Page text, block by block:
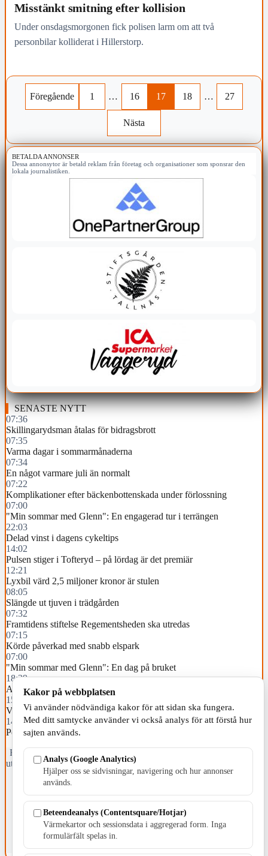
Misstänkt smitning efter kollision
Under onsdagsmorgonen fick polisen larm om att två
personbilar kolliderat i Hillerstorp.
Föregående 1 … 16 17 18 … 27
Nästa
SENASTE NYTT
07:36
Skillingarydsman åtalas för bidragsbrott
07:35
Varma dagar i sommarmånaderna
07:34
En något varmare juli än normalt
07:22
Komplikationer efter bäckenbottenskada under förlossning
07:00
"Min sommar med Glenn": En engagerad tur i terrängen
22:03
Delad vinst i dagens cykeltips
14:02
Pulsen stiger i Tofteryd – på lördag är det premiär
12:21
Lyxbil värd 2,5 miljoner kronor är stulen
08:05
Slängde ut tjuven i trädgården
07:32
Framtidens stiftelse Regementsheden ska utredas
07:15
Körde påverkad med snabb elspark
07:00
"Min sommar med Glenn": En dag på bruket
18:29
Ankungar på E4
15:42
Varg som sköts i fårhagen har identifierats
14:02
Person försvunnen vid sjön Fängen – avliden
BETALDA ANNONSER
Dessa annonsytor är betald reklam från företag och organisationer som sponsrar den
lokala journalistiken.
Fristående webbtidningsföretag grundat 1991 som sedan 2002 ger
ut tidningen Skillingaryd.nu och 2010 lanserades Värnamo.nu. Från
april 2026 omfattar Skillingaryd.nu tre kommuner: Gnosjö,
Värnamo och Vaggeryds kommun.
E-post: redaktionen@skillingaryd.nu
Postadress: Gisslaköp 1, 568 92 Skillingaryd
Kakinställningar
Kakor på webbplatsen
Vi använder nödvändiga kakor för att sidan ska fungera.
Med ditt samtycke använder vi också analys för att förstå hur
sajten används.
Analys (Google Analytics)
Hjälper oss se sidvisningar, navigering och hur annonser
används.
Beteendeanalys (Contentsquare/Hotjar)
Värmekartor och sessionsdata i aggregerad form. Inga
formulärfält spelas in.